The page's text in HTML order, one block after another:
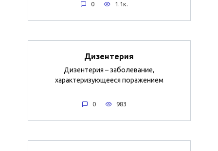
0 1.1к.
Дизентерия
Дизентерия – заболевание,
характеризующееся поражением
0 983